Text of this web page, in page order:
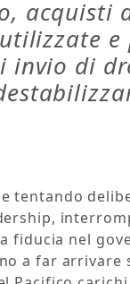
acquisti
invio di
tentando
fiducia nel
a far arrivare